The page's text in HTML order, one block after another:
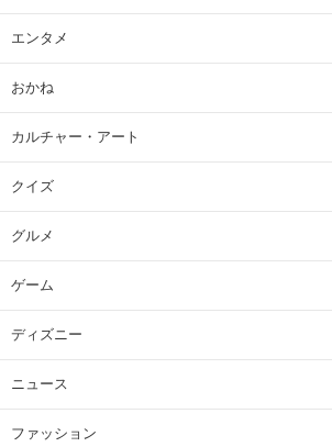
エンタメ
おかね
カルチャー・アート
クイズ
グルメ
ゲーム
ディズニー
ニュース
ファッション